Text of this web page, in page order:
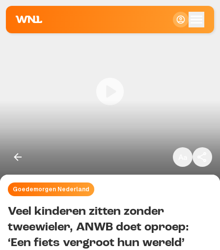
Goedemorgen Nederland
Veel kinderen zitten zonder
tweewieler, ANWB doet oproep:
‘Een fiets vergroot hun wereld’